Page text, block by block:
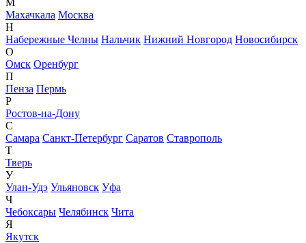
М
Махачкала Москва
Н
Набережные Челны Нальчик Нижний Новгород Новосибирск
О
Омск Оренбург
П
Пенза Пермь
Р
Ростов-на-Дону
С
Самара Санкт-Петербург Саратов Ставрополь
Т
Тверь
У
Улан-Удэ Ульяновск Уфа
Ч
Чебоксары Челябинск Чита
Я
Якутск